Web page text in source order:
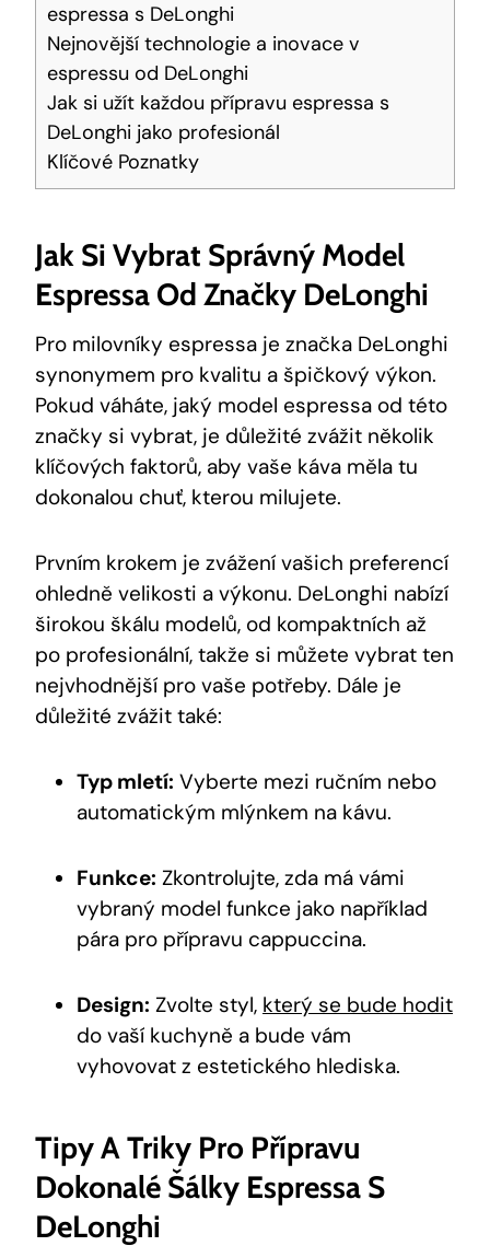
espressa s DeLonghi
Nejnovější technologie a inovace​ v
espressu ⁣od DeLonghi
Jak ‌si ⁤užít každou přípravu espressa s ​
DeLonghi ​jako profesionál
Klíčové‌ Poznatky
Jak ⁢si Vybrat Správný Model
Espressa Od Značky DeLonghi
Pro milovníky espressa je značka DeLonghi
synonymem pro ‌kvalitu a špičkový výkon. ​
Pokud váháte, jaký model espressa od této
značky si vybrat, je důležité zvážit několik⁤
klíčových faktorů, aby vaše káva měla ⁤tu
‍dokonalou chuť, kterou milujete.
Prvním ⁤krokem ​je zvážení vašich preferencí
ohledně velikosti ⁣a výkonu. DeLonghi nabízí
širokou škálu modelů, od kompaktních až
po ​profesionální, takže‍ si můžete vybrat ten
nejvhodnější ‌pro vaše potřeby. Dále je
důležité zvážit také:
Typ mletí: Vyberte mezi ručním nebo
automatickým mlýnkem na kávu.
Funkce: Zkontrolujte, zda má vámi
vybraný model⁢ funkce jako ⁢například
pára pro přípravu cappuccina.
Design: Zvolte styl, který se bude hodit
do vaší ⁢kuchyně a bude vám
vyhovovat z estetického ‍hlediska.
Tipy A Triky Pro⁤ Přípravu
Dokonalé Šálky Espressa S
DeLonghi